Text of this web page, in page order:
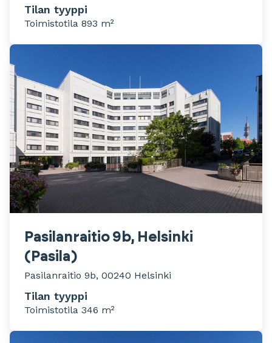
Tilan tyyppi
Toimistotila 893 m²
Pasilanraitio 9b, Helsinki
(Pasila)
Pasilanraitio 9b, 00240 Helsinki
Tilan tyyppi
Toimistotila 346 m²